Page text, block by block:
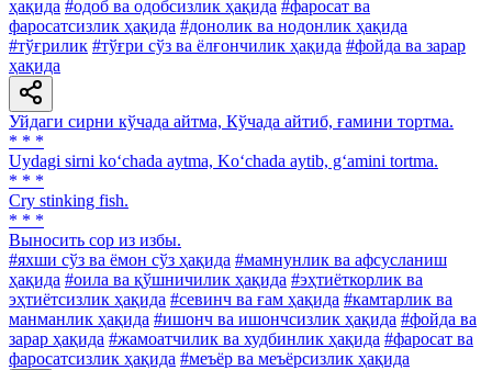
ҳақида #одоб ва одобсизлик ҳақида #фаросат ва
фаросатсизлик ҳақида #донолик ва нодонлик ҳақида
#тўғрилик #тўғри сўз ва ёлғончилик ҳақида #фойда ва зарар
ҳақида
Уйдаги сирни кўчада айтма, Кўчада айтиб, ғамини тортма.
* * *
Uydagi sirni ko‘chada aytma, Ko‘chada aytib, g‘amini tortma.
* * *
Cry stinking fish.
* * *
Выносить cop из избы.
#яхши сўз ва ёмон сўз ҳақида #мамнунлик ва афсусланиш
ҳақида #оила ва қўшничилик ҳақида #эҳтиёткорлик ва
эҳтиётсизлик ҳақида #севинч ва ғам ҳақида #камтарлик ва
манманлик ҳақида #ишонч ва ишончсизлик ҳақида #фойда ва
зарар ҳақида #жамоатчилик ва худбинлик ҳақида #фаросат ва
фаросатсизлик ҳақида #меъёр ва меъёрсизлик ҳақида